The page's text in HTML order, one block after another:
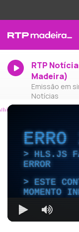
RTP
Madeira)
Emissão em
Notícias
ERRO
HLS.JS
ERROR
ESTE
MOMENTO